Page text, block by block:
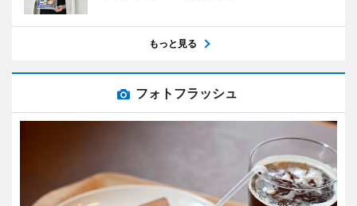
もっと見る
フォトフラッシュ